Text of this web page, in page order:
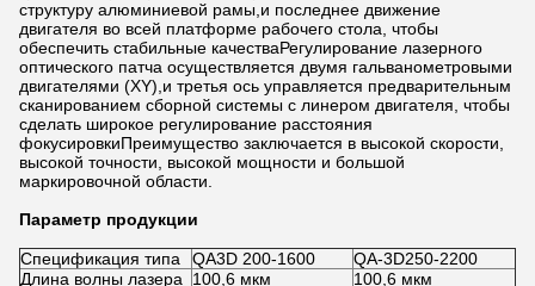
структуру алюминиевой рамы,и последнее движение
двигателя во всей платформе рабочего стола, чтобы
обеспечить стабильные качестваРегулирование лазерного
оптического патча осуществляется двумя гальванометровыми
двигателями (XY),и третья ось управляется предварительным
сканированием сборной системы с линером двигателя, чтобы
сделать широкое регулирование расстояния
фокусировкиПреимущество заключается в высокой скорости,
высокой точности, высокой мощности и большой
маркировочной области.
Параметр продукции
Спецификация типа QA3D 200-1600
QA-3D250-2200
Длина волны лазера
100,6 мкм
100,6 мкм